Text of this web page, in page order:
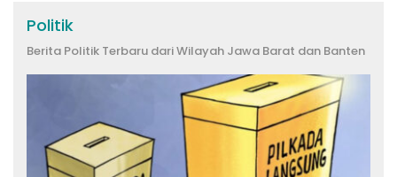
Politik
Berita Politik Terbaru dari Wilayah Jawa Barat dan Banten